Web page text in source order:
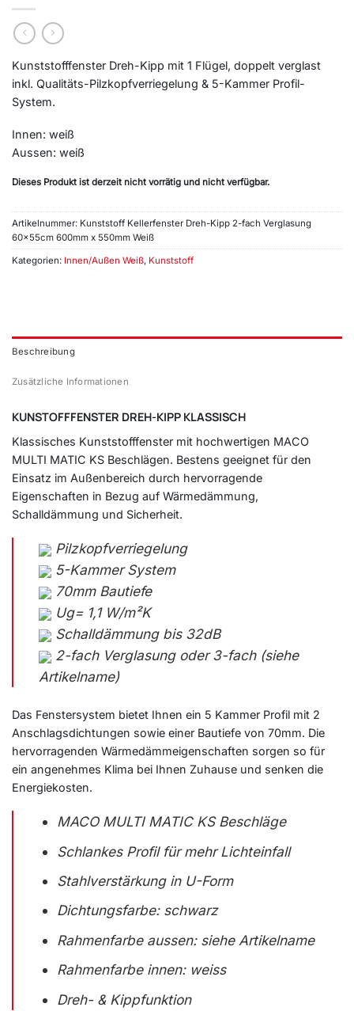
Kunststofffenster Dreh-Kipp mit 1 Flügel, doppelt verglast
inkl. Qualitäts-Pilzkopfverriegelung & 5-Kammer Profil-
System.
Innen: weiß
Aussen: weiß
Dieses Produkt ist derzeit nicht vorrätig und nicht verfügbar.
Artikelnummer: Kunststoff Kellerfenster Dreh-Kipp 2-fach Verglasung
60x55cm 600mm x 550mm Weiß
Kategorien: Innen/Außen Weiß, Kunststoff
Beschreibung
Zusätzliche Informationen
KUNSTOFFFENSTER DREH-KIPP KLASSISCH
Klassisches Kunststofffenster mit hochwertigen MACO
MULTI MATIC KS Beschlägen. Bestens geeignet für den
Einsatz im Außenbereich durch hervorragende
Eigenschaften in Bezug auf Wärmedämmung,
Schalldämmung und Sicherheit.
Pilzkopfverriegelung
5-Kammer System
70mm Bautiefe
Ug= 1,1 W/m²K
Schalldämmung bis 32dB
2-fach Verglasung oder 3-fach (siehe
Artikelname)
Das Fenstersystem bietet Ihnen ein 5 Kammer Profil mit 2
Anschlagsdichtungen sowie einer Bautiefe von 70mm. Die
hervorragenden Wärmedämmeigenschaften sorgen so für
ein angenehmes Klima bei Ihnen Zuhause und senken die
Energiekosten.
MACO MULTI MATIC KS Beschläge
Schlankes Profil für mehr Lichteinfall
Stahlverstärkung in U-Form
Dichtungsfarbe: schwarz
Rahmenfarbe aussen: siehe Artikelname
Rahmenfarbe innen: weiss
Dreh- & Kippfunktion